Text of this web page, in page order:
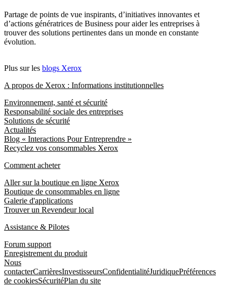
Partage de points de vue inspirants, d’initiatives innovantes et
d’actions génératrices de Business pour aider les entreprises à
trouver des solutions pertinentes dans un monde en constante
évolution.
Plus sur les blogs Xerox
A propos de Xerox : Informations institutionnelles
Environnement, santé et sécurité
Responsabilité sociale des entreprises
Solutions de sécurité
Actualités
Blog « Interactions Pour Entreprendre »
Recyclez vos consommables Xerox
Comment acheter
Aller sur la boutique en ligne Xerox
Boutique de consommables en ligne
Galerie d'applications
Trouver un Revendeur local
Assistance & Pilotes
Forum support
Enregistrement du produit
Nous
contacterCarrièresInvestisseursConfidentialitéJuridiquePréférences
de cookiesSécuritéPlan du site